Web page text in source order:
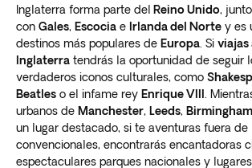
Inglaterra forma parte del Reino Unido, junto
con Gales, Escocia e Irlanda del Norte y es
destinos más populares de Europa . Si viajas
Inglaterra tendrás la oportunidad de seguir
verdaderos iconos culturales, como
Beatles o el infame rey Enrique VIII
.
urbanos de Manchester, Leeds, Birmingham
un lugar destacado, si te aventuras fuera de
convencionales, encontrarás encantadoras
espectaculares parques nacionales y